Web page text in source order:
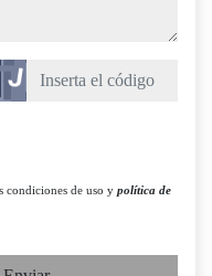
condiciones de uso y política de